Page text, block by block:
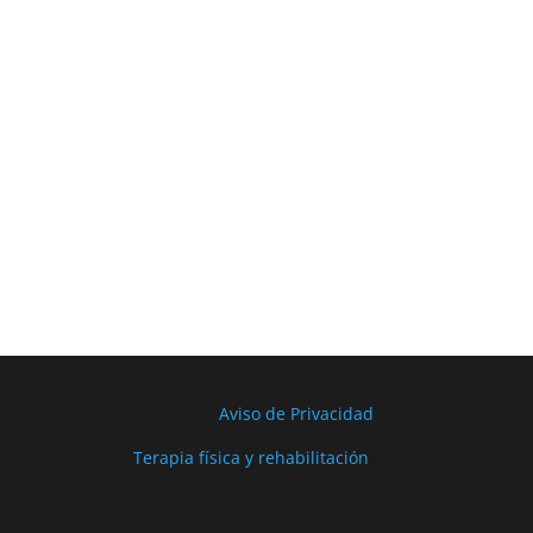
Aviso de Privacidad
Terapia física y rehabilitación